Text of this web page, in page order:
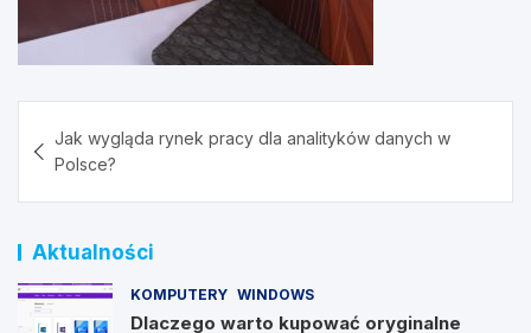
wpisu
Jak wygląda rynek pracy dla analityków danych w
Polsce?
Aktualności
KOMPUTERY WINDOWS
Dlaczego warto kupować oryginalne